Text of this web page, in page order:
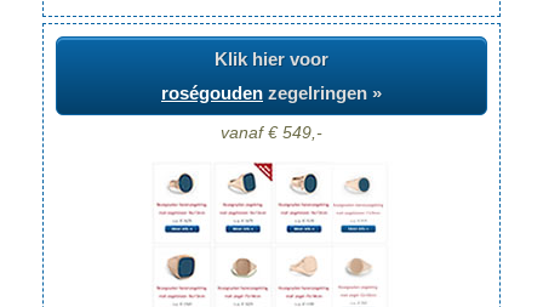
Klik hier voor
roségouden zegelringen »
vanaf € 549,-